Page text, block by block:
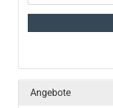
Angebote